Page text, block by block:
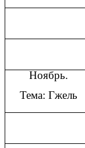
Ноябрь.
Тема: Гжель